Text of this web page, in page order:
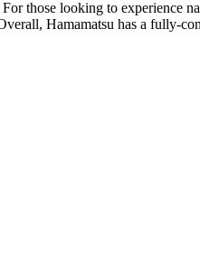
those looking to experience
Hamamatsu has a fully-